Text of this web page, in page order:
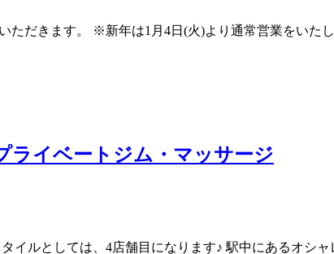
ただきます。 ※新年は1月4日(火)より通常営業をいた
ライベートジム・マッサージ
イルとしては、4店舗目になります♪ 駅中にあるオシ